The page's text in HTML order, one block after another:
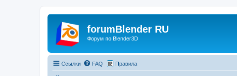
forumBlender RU
Форум по Blender3D
Ссылки FAQ Правила